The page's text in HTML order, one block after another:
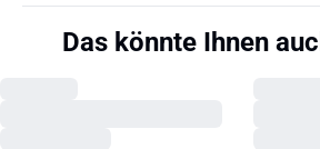
Das könnte Ihnen